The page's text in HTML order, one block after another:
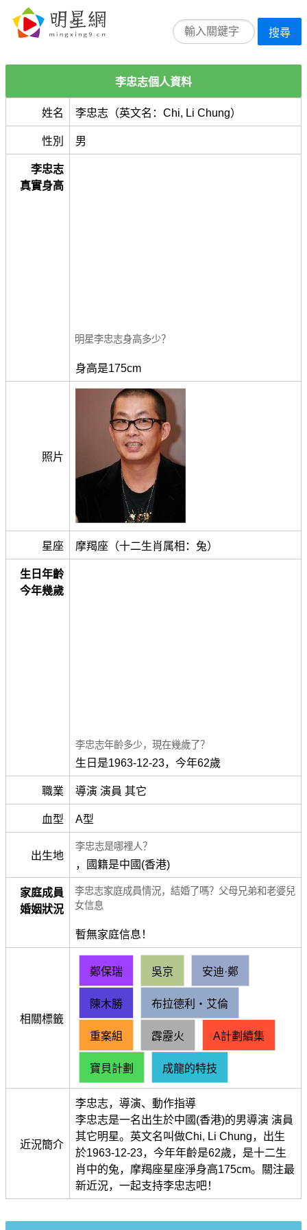
搜尋
李忠志個人資料
姓名 李忠志（英文名：Chi, Li Chung）
性別 男
李忠志
真實身高
明星李忠志身高多少？
身高是175cm
照片
星座 摩羯座（十二生肖属相：兔）
生日年齡
今年幾歲
李忠志年齡多少，現在幾歲了？
生日是1963-12-23，今年62歲
職業 導演 演員 其它
血型 A型
出生地
李忠志是哪裡人？
，國籍是中國(香港)
家庭成員
婚姻狀況
李忠志家庭成員情況，結婚了嗎？父母兄弟和老婆兒
女信息
暫無家庭信息！
相關標籤
鄭保瑞 吳京 安迪·鄭
陳木勝 布拉德利・艾倫
重案組 霹靂火 A計劃續集
寶貝計劃 成龍的特技
近況簡介
李忠志，導演、動作指導
李忠志是一名出生於中國(香港)的男導演 演員
其它明星。英文名叫做Chi, Li Chung，出生
於1963-12-23，今年年齡是62歲，是十二生
肖中的兔，摩羯座星座淨身高175cm。關注最
新近況，一起支持李忠志吧！